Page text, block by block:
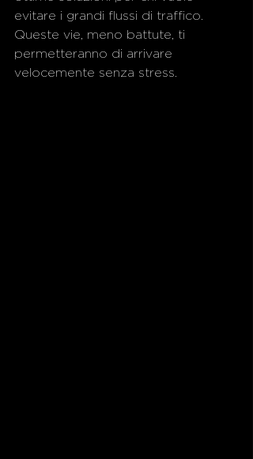
evitare i grandi flussi di traffico.
Queste vie, meno battute, ti
permetteranno di arrivare
velocemente senza stress.